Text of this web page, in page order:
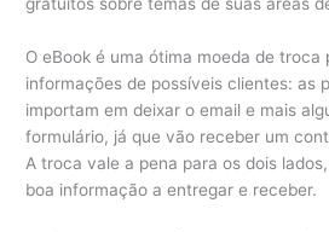
gratuitos sobre temas de suas áreas
O eBook é uma ótima moeda de troca
informações de possíveis clientes: as
importam em deixar o email e mais
formulário, já que vão receber um
A troca vale a pena para os dois
boa informação a entregar e receber.